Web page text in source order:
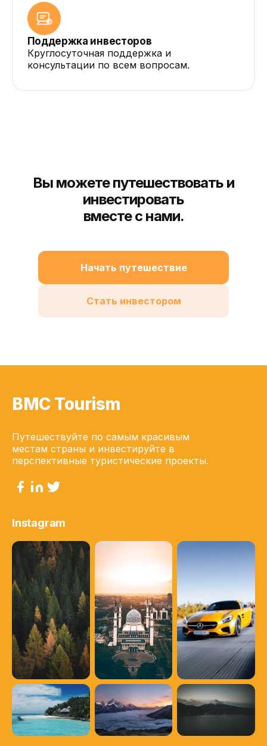
Поддержка инвесторов
Круглосуточная поддержка и
консультации по всем вопросам.
Вы можете путешествовать и
инвестировать
вместе с нами.
Начать путешествие
Стать инвестором
BMC Tourism
Путешествуйте по самым красивым
местам страны и инвестируйте в
перспективные туристические проекты.
Instagram